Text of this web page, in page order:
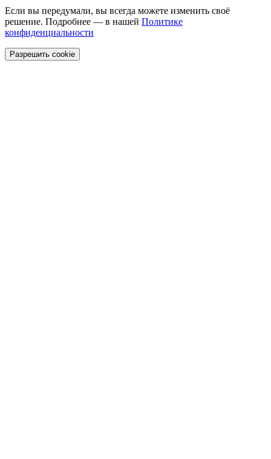
Если вы передумали, вы всегда можете изменить своё
решение. Подробнее — в нашей Политике
конфиденциальности
Разрешить cookie